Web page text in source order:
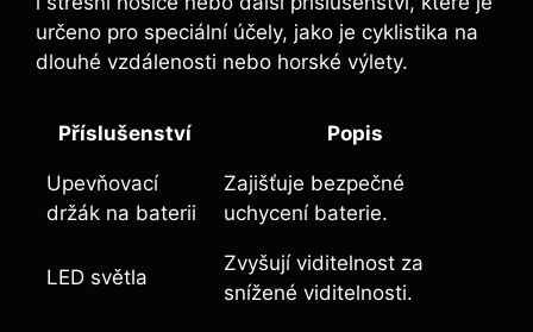
určeno pro speciální účely, jako je cyklistika na
dlouhé vzdálenosti nebo horské výlety.
Příslušenství Popis
Upevňovací
držák na baterii
Zajišťuje bezpečné
uchycení baterie.
LED světla
Zvyšují viditelnost za
snížené viditelnosti.